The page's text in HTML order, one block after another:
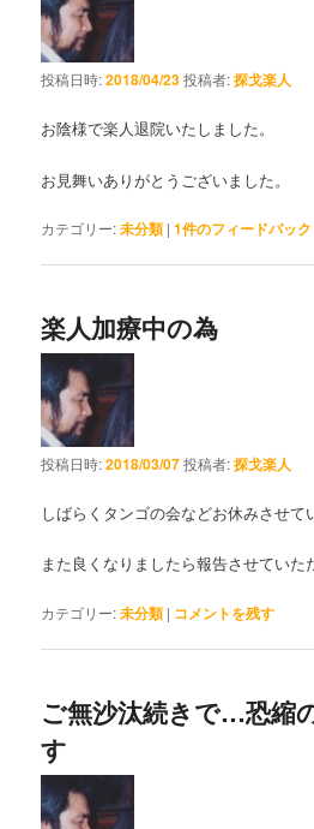
投稿日時:2018/04/23投稿者:探戈楽人
お陰様で楽人退院いたしました。
お見舞いありがとうございました。
カテゴリー:未分類 |1件のフィードバック
楽人加療中の為
投稿日時:2018/03/07投稿者:探戈楽人
しばらくタンゴの会などお休みさせて
また良くなりましたら報告させていた
カテゴリー:未分類 | コメントを残す
ご無沙汰続きで…恐縮
す